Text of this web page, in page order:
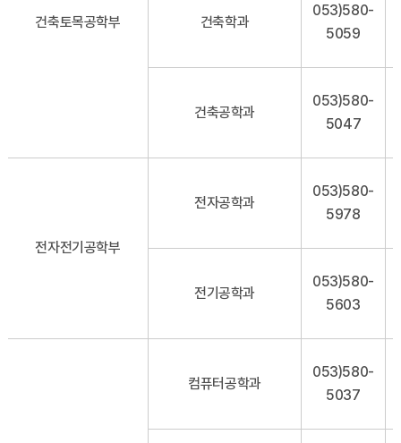
건축토목공학부 건축학과
053)580-
5059
건축공학과
053)580-
5047
전자전기공학부
전자공학과
053)580-
5978
전기공학과
053)580-
5603
컴퓨터공학과
053)580-
5037